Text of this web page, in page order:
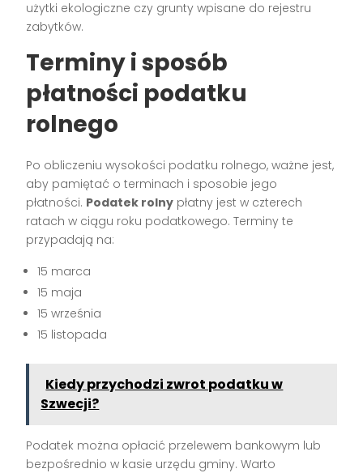
użytki ekologiczne czy grunty wpisane do rejestru
zabytków.
Terminy i sposób
płatności podatku
rolnego
Po obliczeniu wysokości podatku rolnego, ważne jest,
aby pamiętać o terminach i sposobie jego
płatności. Podatek rolny płatny jest w czterech
ratach w ciągu roku podatkowego. Terminy te
przypadają na:
15 marca
15 maja
15 września
15 listopada
Kiedy przychodzi zwrot podatku w
Szwecji?
Podatek można opłacić przelewem bankowym lub
bezpośrednio w kasie urzędu gminy. Warto